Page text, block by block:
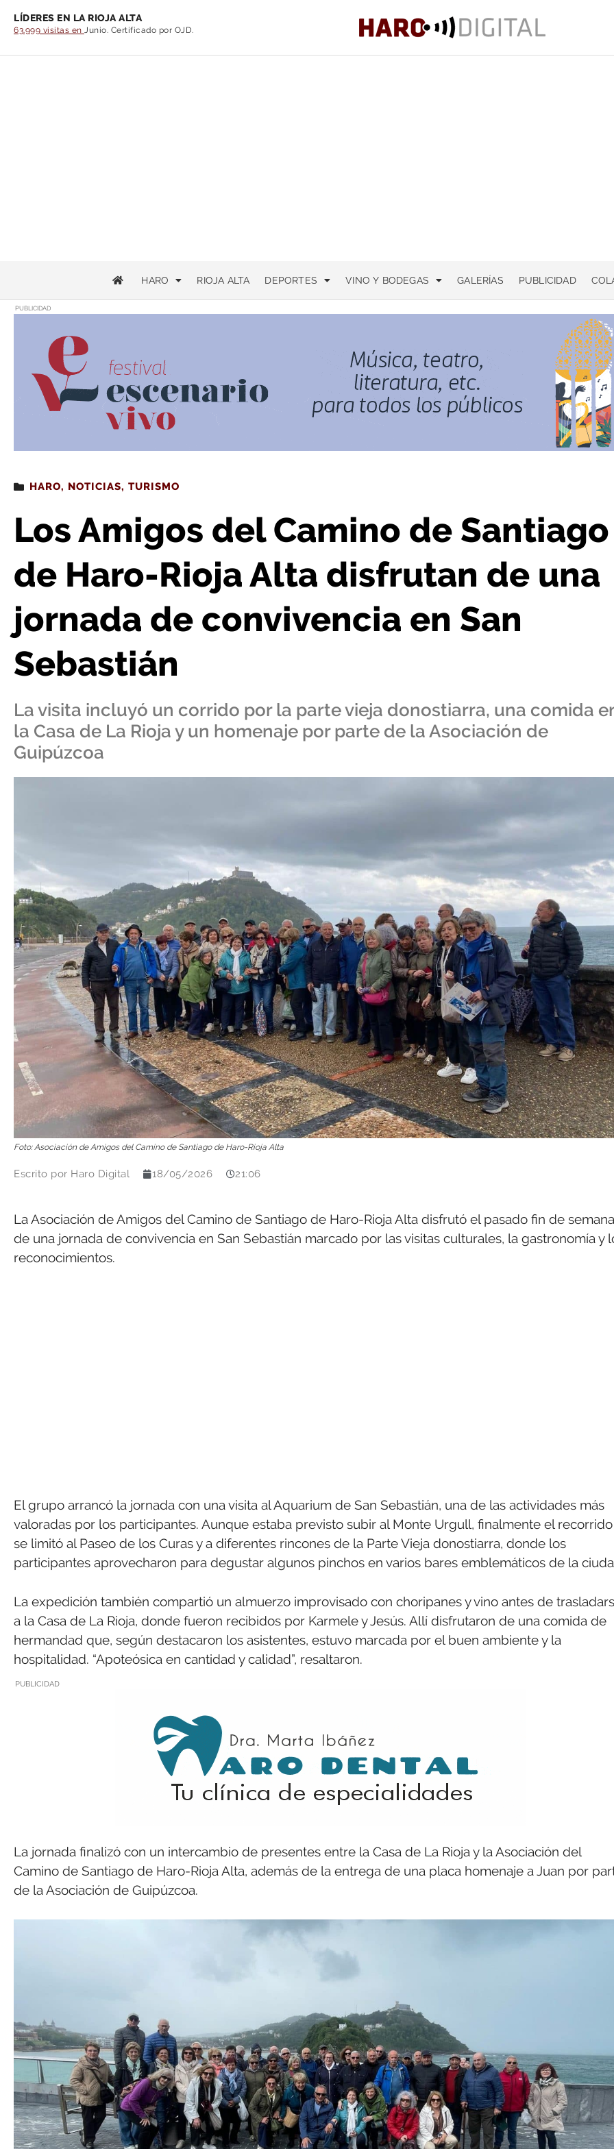
LÍDERES EN LA RIOJA ALTA
63.999 visitas en Junio. Certificado por OJD.
HARO RIOJA ALTA DEPORTES VINO Y BODEGAS GALERÍAS PUBLICIDAD
PUBLICIDAD
Estás leyendo : Los Amigos del Camino de Santiago de Haro-Rioja Alta disfrutan de una jornada de convivencia en San Sebastián
HARO, NOTICIAS, TURISMO
Los Amigos del Camino de Santiago
de Haro-Rioja Alta disfrutan de una
jornada de convivencia en San
Sebastián
La visita incluyó un corrido por la parte vieja donostiarra, una comida
la Casa de La Rioja y un homenaje por parte de la Asociación de
Guipúzcoa
Foto: Asociación de Amigos del Camino de Santiago de Haro-Rioja Alta
Escrito por Haro Digital 18/05/2026 21:06
La Asociación de Amigos del Camino de Santiago de Haro-Rioja Alta disfrutó el pasado fin de semana
de una jornada de convivencia en San Sebastián marcado por las visitas culturales, la gastronomía y
reconocimientos.
El grupo arrancó la jornada con una visita al Aquarium de San Sebastián, una de las actividades más
valoradas por los participantes. Aunque estaba previsto subir al Monte Urgull, finalmente el recorrido
se limitó al Paseo de los Curas y a diferentes rincones de la Parte Vieja donostiarra, donde los
participantes aprovecharon para degustar algunos pinchos en varios bares emblemáticos de la
La expedición también compartió un almuerzo improvisado con choripanes y vino antes de
a la Casa de La Rioja, donde fueron recibidos por Karmele y Jesús. Allí disfrutaron de una comida de
hermandad que, según destacaron los asistentes, estuvo marcada por el buen ambiente y la
hospitalidad. “Apoteósica en cantidad y calidad”, resaltaron.
PUBLICIDAD
La jornada finalizó con un intercambio de presentes entre la Casa de La Rioja y la Asociación del
Camino de Santiago de Haro-Rioja Alta, además de la entrega de una placa homenaje a Juan por
de la Asociación de Guipúzcoa.